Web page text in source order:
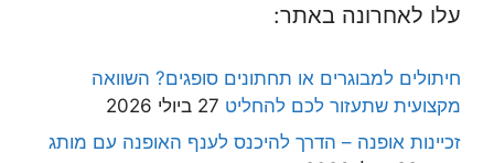
עלו לאחרונה באתר:
חיתולים למבוגרים או תחתונים סופגים? השוואה
מקצועית שתעזור לכם להחליט 27 ביולי 2026
זכיינות אופנה – הדרך להיכנס לענף האופנה עם מותג